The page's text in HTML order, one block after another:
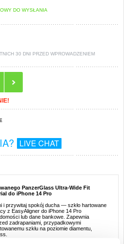
DO WYSŁANIA
30 DNI PRZED WPROWADZENIEM
LIVE CHAT
PanzerGlass Ultra-Wide Fit
do iPhone 14 Pro
i przywitaj spokój ducha — szkło hartowane
z EasyAligner do iPhone 14 Pro
lub dane bankowe. Zapewnia
zadrapaniami, przypadkowymi
szkłu na poziomie diamentu,